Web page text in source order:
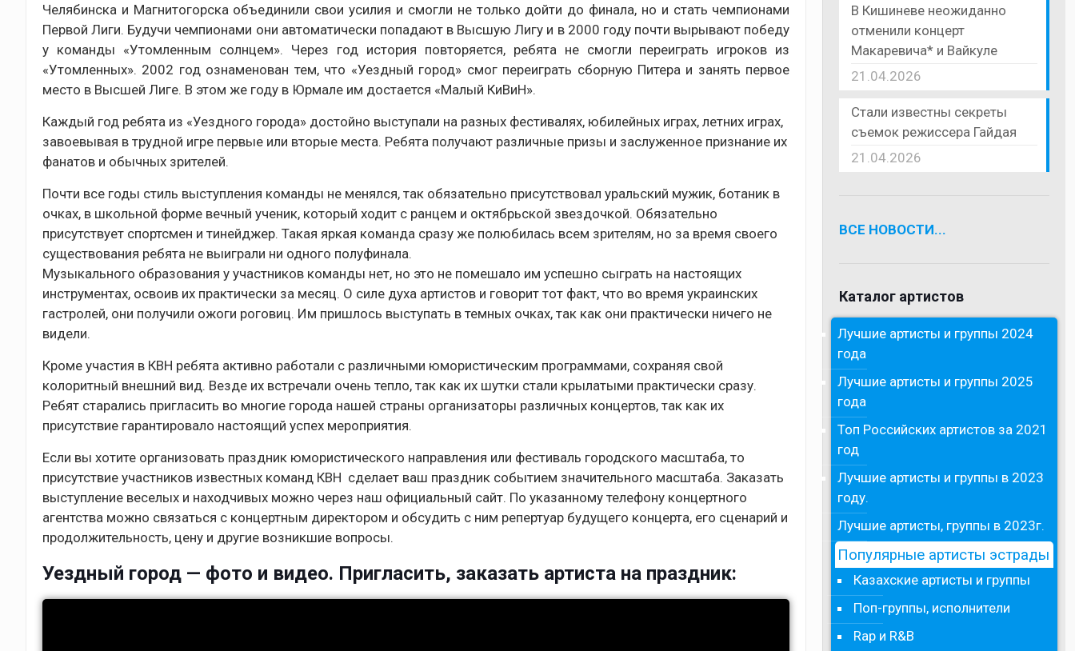
Челябинска и Магнитогорска объединили свои усилия и смогли не только дойти до финала, но и стать чемпионами
Первой Лиги. Будучи чемпионами они автоматически попадают в Высшую Лигу и в 2000 году почти вырывают победу
у команды «Утомленным солнцем». Через год история повторяется, ребята не смогли переиграть игроков из
«Утомленных». 2002 год ознаменован тем, что «Уездный город» смог переиграть сборную Питера и занять первое
место в Высшей Лиге. В этом же году в Юрмале им достается «Малый КиВиН».
Каждый год ребята из «Уездного города» достойно выступали на разных фестивалях, юбилейных играх, летних играх,
завоевывая в трудной игре первые или вторые места. Ребята получают различные призы и заслуженное признание их
фанатов и обычных зрителей.
Почти все годы стиль выступления команды не менялся, так обязательно присутствовал уральский мужик, ботаник в
очках, в школьной форме вечный ученик, который ходит с ранцем и октябрьской звездочкой. Обязательно
присутствует спортсмен и тинейджер. Такая яркая команда сразу же полюбилась всем зрителям, но за время своего
существования ребята не выиграли ни одного полуфинала.
Музыкального образования у участников команды нет, но это не помешало им успешно сыграть на настоящих
инструментах, освоив их практически за месяц. О силе духа артистов и говорит тот факт, что во время украинских
гастролей, они получили ожоги роговиц. Им пришлось выступать в темных очках, так как они практически ничего не
видели.
Кроме участия в КВН ребята активно работали с различными юмористическим программами, сохраняя свой
колоритный внешний вид. Везде их встречали очень тепло, так как их шутки стали крылатыми практически сразу.
Ребят старались пригласить во многие города нашей страны организаторы различных концертов, так как их
присутствие гарантировало настоящий успех мероприятия.
Если вы хотите организовать праздник юмористического направления или фестиваль городского масштаба, то
присутствие участников известных команд КВН сделает ваш праздник событием значительного масштаба. Заказать
выступление веселых и находчивых можно через наш официальный сайт. По указанному телефону концертного
агентства можно связаться с концертным директором и обсудить с ним репертуар будущего концерта, его сценарий и
продолжительность, цену и другие возникшие вопросы.
Уездный город — фото и видео. Пригласить, заказать артиста на праздник:
В Кишиневе неожиданно
отменили концерт
Макаревича* и Вайкуле
21.04.2026
Стали известны секреты
съемок режиссера Гайдая
21.04.2026
ВСЕ НОВОСТИ...
Каталог артистов
Лучшие артисты и группы 2024
года
Лучшие артисты и группы 2025
года
Топ Российских артистов за 2021
год
Лучшие артисты и группы в 2023
году.
Лучшие артисты, группы в 2023г.
Популярные артисты эстрады
Казахские артисты и группы
Поп-группы, исполнители
Rap и R&B